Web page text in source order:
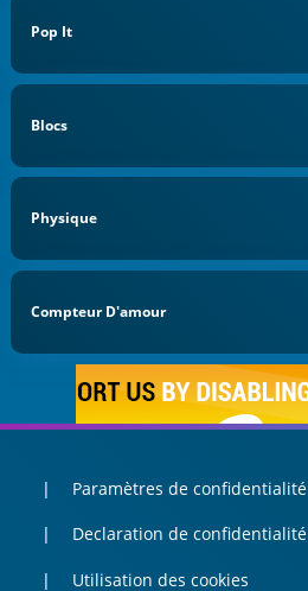
Pop It
Blocs
Physique
Compteur D'amour
Paramètres de confidentialité
Declaration de confidentialité
Utilisation des cookies